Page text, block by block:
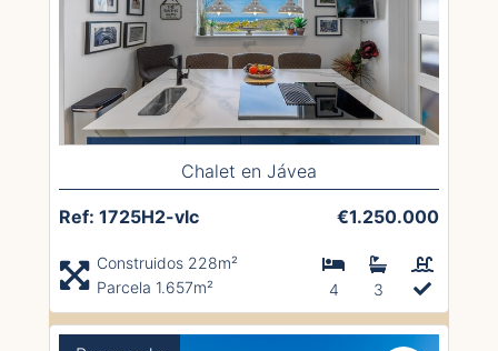
Chalet en Jávea
Ref: 1725H2-vlc €1.250.000
Construidos 228m²
Parcela 1.657m²
4 3